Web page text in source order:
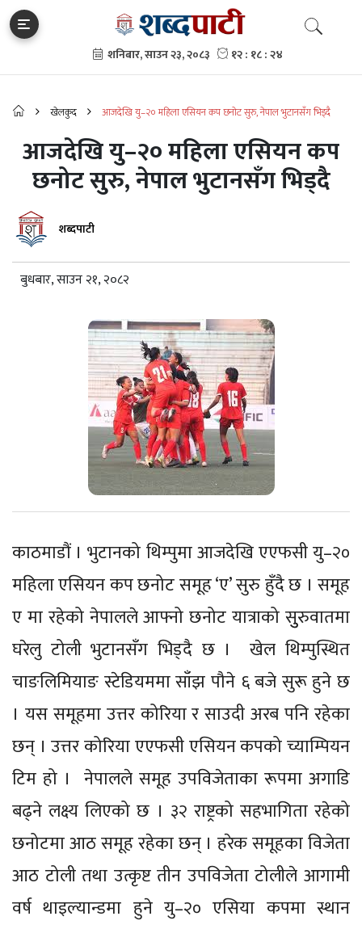
खेलकुद आजदेखि यु–२० महिला एसियन कप छनोट सुरु, नेपाल भुटानसँग भिड्दै
आजदेखि यु–२० महिला एसियन कप
छनोट सुरु, नेपाल भुटानसँग भिड्दै
शब्दपाटी
बुधबार, साउन २१, २०८२
काठमाडौं । भुटानको थिम्पुमा आजदेखि एएफसी यु–२०
महिला एसियन कप छनोट समूह ‘ए’ सुरु हुँदै छ । समूह
ए मा रहेको नेपालले आफ्नो छनोट यात्राको सुुरुवातमा
घरेलु टोली भुटानसँग भिड्दै छ । खेल थिम्पुस्थित
चाङलिमियाङ स्टेडियममा साँझ पौने ६ बजे सुरू हुने छ
। यस समूहमा उत्तर कोरिया र साउदी अरब पनि रहेका
छन् । उत्तर कोरिया एएफसी एसियन कपको च्याम्पियन
टिम हो । नेपालले समूह उपविजेताका रूपमा अगाडि
बढ्ने लक्ष्य लिएको छ । ३२ राष्ट्रको सहभागिता रहेको
छनोटमा आठ समूह रहेका छन् । हरेक समूहका विजेता
आठ टोली तथा उत्कृष्ट तीन उपविजेता टोलीले आगामी
वर्ष थाइल्यान्डमा हुने यु–२० एसिया कपमा स्थान